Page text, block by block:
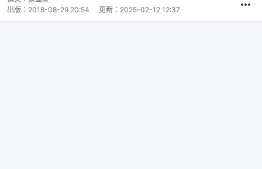
出版： 2018-08-29 20:54 更新： 2025-02-12 12:37